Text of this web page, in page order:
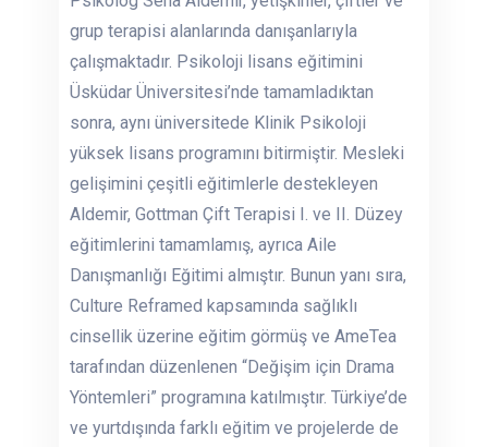
grup terapisi alanlarında danışanlarıyla
çalışmaktadır. Psikoloji lisans eğitimini
Üsküdar Üniversitesi’nde tamamladıktan
sonra, aynı üniversitede Klinik Psikoloji
yüksek lisans programını bitirmiştir. Mesleki
gelişimini çeşitli eğitimlerle destekleyen
Aldemir, Gottman Çift Terapisi I. ve II. Düzey
eğitimlerini tamamlamış, ayrıca Aile
Danışmanlığı Eğitimi almıştır. Bunun yanı sıra,
Culture Reframed kapsamında sağlıklı
cinsellik üzerine eğitim görmüş ve AmeTea
tarafından düzenlenen “Değişim için Drama
Yöntemleri” programına katılmıştır. Türkiye’de
ve yurtdışında farklı eğitim ve projelerde de